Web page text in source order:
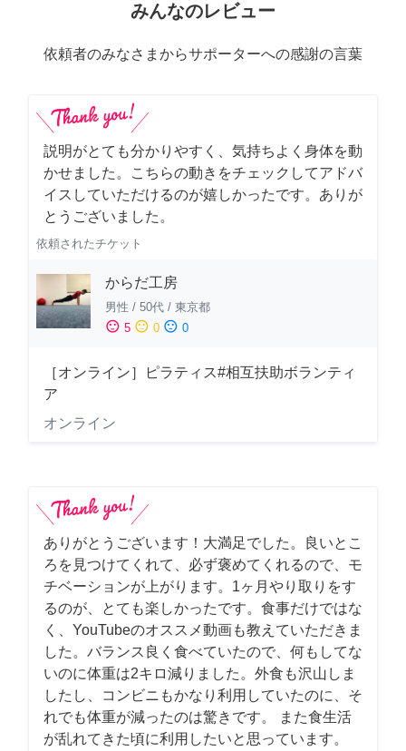
みんなのレビュー
依頼者のみなさまからサポーターへの感謝の言葉
説明がとても分かりやすく、気持ちよく身体を動
かせました。こちらの動きをチェックしてアドバ
イスしていただけるのが嬉しかったです。ありが
とうございました。
依頼されたチケット
からだ工房
男性 / 50代 / 東京都
sentiment_satisfied 5 sentiment_neutral 0 sentiment_dissatisfied 0
［オンライン］ピラティス#相互扶助ボランティ
ア
オンライン
ありがとうございます！大満足でした。良いとこ
ろを見つけてくれて、必ず褒めてくれるので、モ
チベーションが上がります。1ヶ月やり取りをす
るのが、とても楽しかったです。食事だけではな
く、YouTubeのオススメ動画も教えていただきま
した。バランス良く食べていたので、何もしてな
いのに体重は2キロ減りました。外食も沢山しま
したし、コンビニもかなり利用していたのに、そ
れでも体重が減ったのは驚きです。 また食生活
が乱れてきた頃に利用したいと思っています。